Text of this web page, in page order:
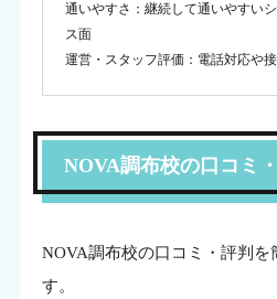
通いやすさ：継続して通いやすい
ス面
運営・スタッフ評価：電話対応や
NOVA調布校の口コミ
NOVA調布校の口コミ・評判を
す。